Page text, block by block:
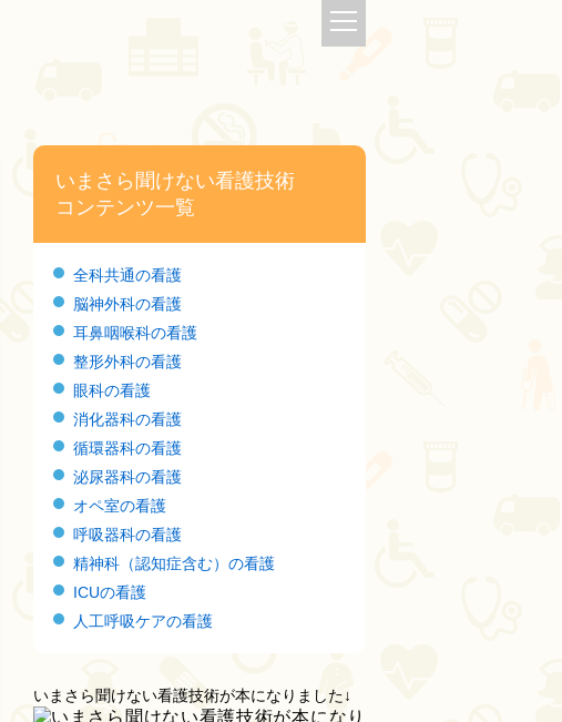
いまさら聞けない看護技術
コンテンツ一覧
全科共通の看護
脳神外科の看護
耳鼻咽喉科の看護
整形外科の看護
眼科の看護
消化器科の看護
循環器科の看護
泌尿器科の看護
オペ室の看護
呼吸器科の看護
精神科（認知症含む）の看護
ICUの看護
人工呼吸ケアの看護
いまさら聞けない看護技術が本になりました↓